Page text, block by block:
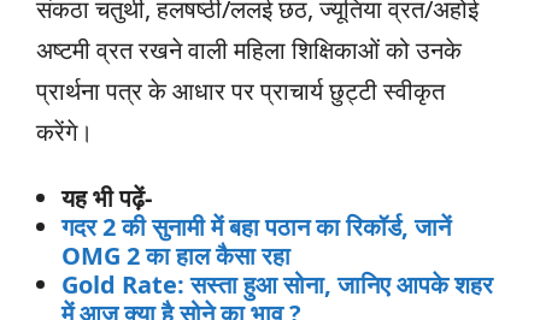
संकठा चतुर्थी, हलषष्ठी/ललई छठ, ज्यूतिया व्रत/अहोई
अष्टमी व्रत रखने वाली महिला शिक्षिकाओं को उनके
प्रार्थना पत्र के आधार पर प्राचार्य छुट्टी स्वीकृत
करेंगे।
यह भी पढ़ें-
गदर 2 की सुनामी में बहा पठान का रिकॉर्ड, जानें
OMG 2 का हाल कैसा रहा
Gold Rate: सस्ता हुआ सोना, जानिए आपके शहर